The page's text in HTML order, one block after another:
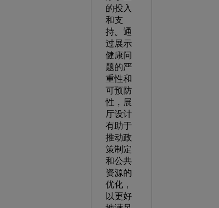
的投入
和支
持。通
过展示
健康问
题的严
重性和
可预防
性，展
厅设计
有助于
推动政
策制定
和公共
资源的
优化，
以更好